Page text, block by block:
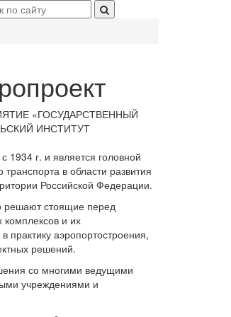
«ГОСУДАРСТВЕННЫЙ
ИНСТИТУТ
г. и является головной
в области развития
Российской Федерации.
стоящие перед
комплексов и их
практику аэропортостроения,
решений.
со многими ведущими
учреждениями и